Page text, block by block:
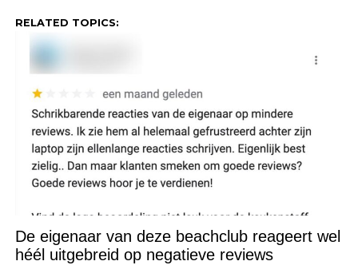
RELATED TOPICS:
De eigenaar van deze beachclub reageert wel
héél uitgebreid op negatieve reviews